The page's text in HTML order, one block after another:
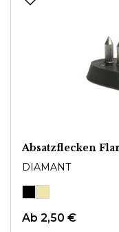
Absatzflecken
DIAMANT
Ab 2,50 €